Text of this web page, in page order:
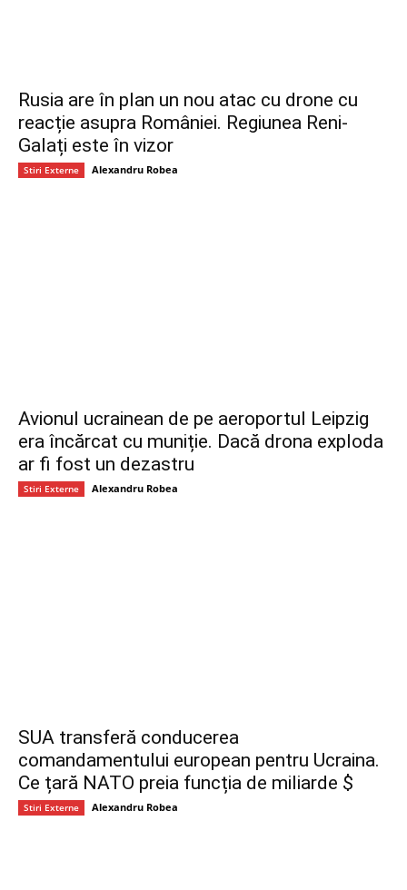
Rusia are în plan un nou atac cu drone cu
reacție asupra României. Regiunea Reni-
Galați este în vizor
Stiri Externe Alexandru Robea
Avionul ucrainean de pe aeroportul Leipzig
era încărcat cu muniție. Dacă drona exploda
ar fi fost un dezastru
Stiri Externe Alexandru Robea
SUA transferă conducerea
comandamentului european pentru Ucraina.
Ce țară NATO preia funcția de miliarde $
Stiri Externe Alexandru Robea